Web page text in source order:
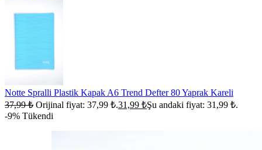
Notte Spralli Plastik Kapak A6 Trend Defter 80 Yaprak Kareli
37,99₺ Orijinal fiyat: 37,99 ₺.31,99 ₺Şu andaki fiyat: 31,99 ₺.
-9% Tükendi